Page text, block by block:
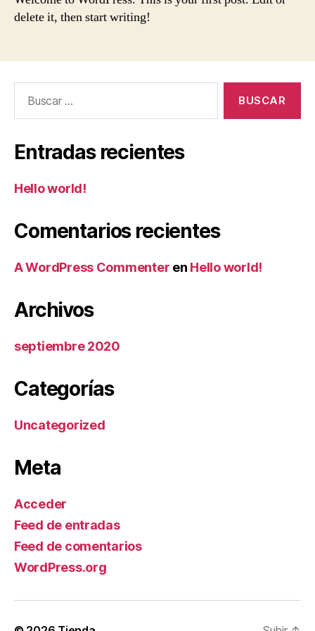
delete it, then start writing!
Entradas recientes
Hello world!
Comentarios recientes
A WordPress Commenter en Hello world!
Archivos
septiembre 2020
Categorías
Uncategorized
Meta
Acceder
Feed de entradas
Feed de comentarios
WordPress.org